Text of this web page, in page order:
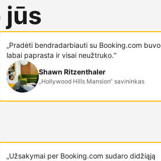
jūs
„Pradėti bendradarbiauti su Booking.com buvo
labai paprasta ir visai neužtruko.“
Shawn Ritzenthaler
„Hollywood Hills Mansion“ savininkas
„Užsakymai per Booking.com sudaro didžiąją